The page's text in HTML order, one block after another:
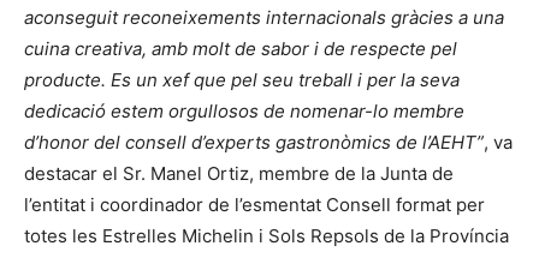
aconseguit reconeixements internacionals gràcies a una
cuina creativa, amb molt de sabor i de respecte pel
producte. Es un xef que pel seu treball i per la seva
dedicació estem orgullosos de nomenar-lo membre
d’honor del consell d’experts gastronòmics de l’AEHT”, va
destacar el Sr. Manel Ortiz, membre de la Junta de
l’entitat i coordinador de l’esmentat Consell format per
totes les Estrelles Michelin i Sols Repsols de la Província